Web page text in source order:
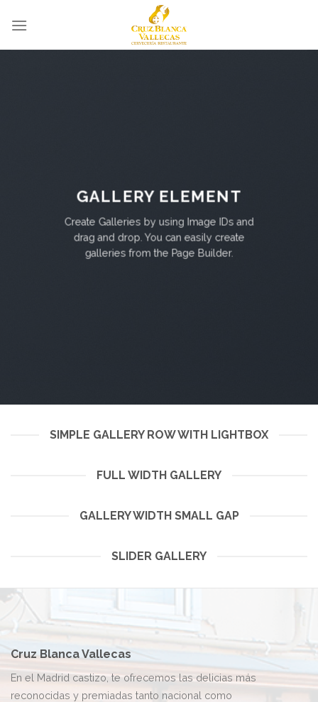
GALLERY ELEMENT
Create Galleries by using Image IDs and
drag and drop. You can easily create
galleries from the Page Builder.
SIMPLE GALLERY ROW WITH LIGHTBOX
FULL WIDTH GALLERY
GALLERY WIDTH SMALL GAP
SLIDER GALLERY
Cruz Blanca Vallecas
En el Madrid castizo, te ofrecemos las delicias más
reconocidas y premiadas tanto nacional como